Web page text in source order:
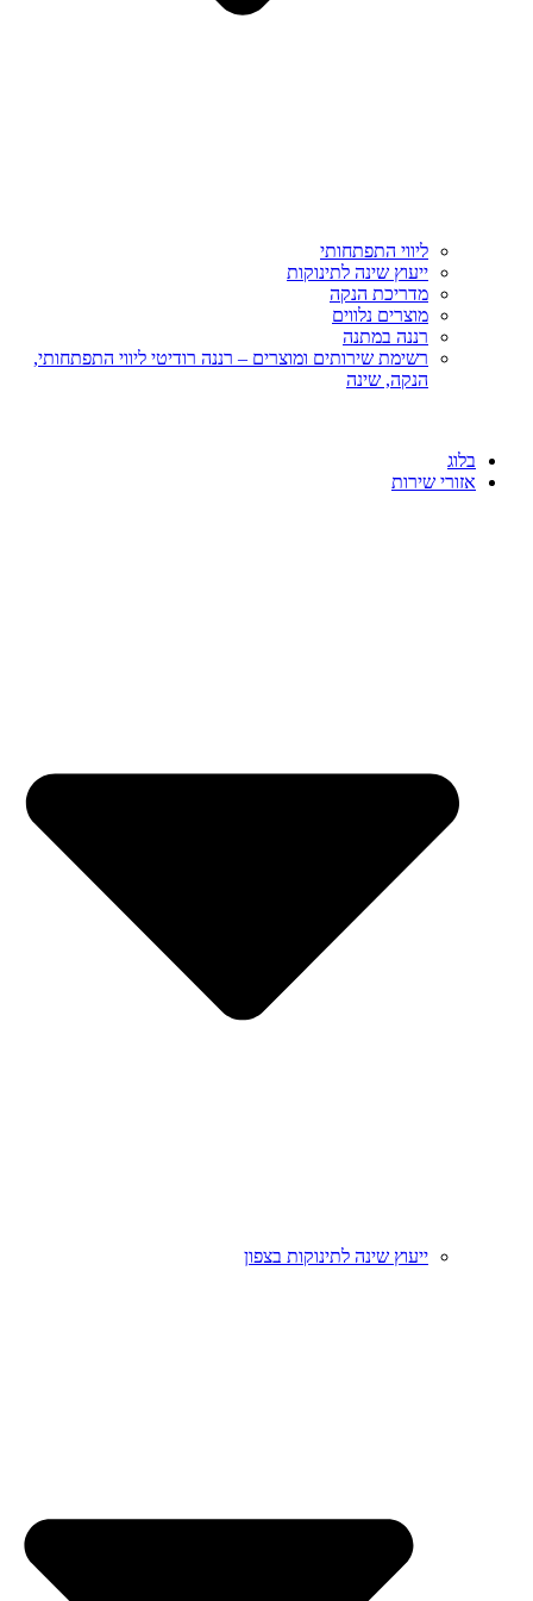
ליווי התפתחותי
ייעוץ שינה לתינוקות
מדריכת הנקה
מוצרים נלווים
רננה במתנה
רשימת שירותים ומוצרים – רננה רודיטי ליווי התפתחותי,
הנקה, שינה
בלוג
אזורי שירות
ייעוץ שינה לתינוקות בצפון